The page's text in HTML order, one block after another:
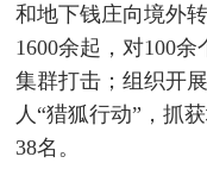
和地下钱庄向境外
1600余起，对100
集群打击；组织开
人“猎狐行动”，抓
38名。